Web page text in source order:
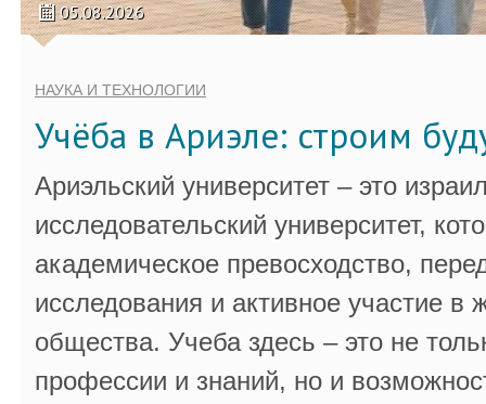
05.08.2026
НАУКА И ТЕХНОЛОГИИ
Учёба в Ариэле: строим
Ариэльский университет – это
исследовательский университет,
академическое превосходство,
исследования и активное участие в
общества. Учеба здесь – это не
профессии и знаний, но и